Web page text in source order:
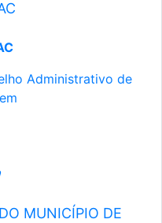
Administrativo de
MUNICÍPIO DE